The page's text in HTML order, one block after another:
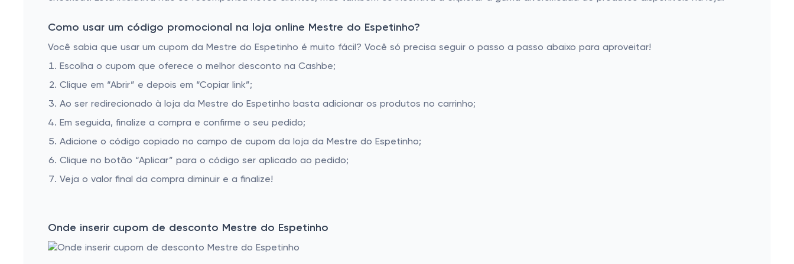
Como usar um código promocional na loja online Mestre do Espetinho?
Você sabia que usar um cupom da Mestre do Espetinho é muito fácil? Você só precisa seguir o passo a passo abaixo para aproveitar!
Escolha o cupom que oferece o melhor desconto na Cashbe;
Clique em “Abrir” e depois em “Copiar link”;
Ao ser redirecionado à loja da Mestre do Espetinho basta adicionar os produtos no carrinho;
Em seguida, finalize a compra e confirme o seu pedido;
Adicione o código copiado no campo de cupom da loja da Mestre do Espetinho;
Clique no botão “Aplicar” para o código ser aplicado ao pedido;
Veja o valor final da compra diminuir e a finalize!
Onde inserir cupom de desconto Mestre do Espetinho